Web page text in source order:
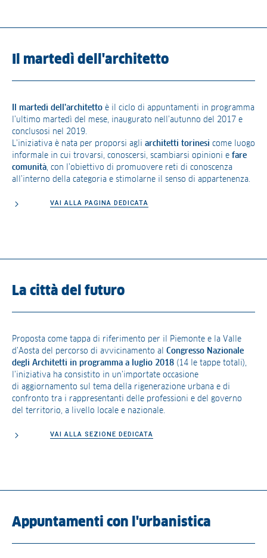
Il martedì dell'architetto
Il martedì dell’architetto è il ciclo di appuntamenti in programma
l’ultimo martedì del mese, inaugurato nell’autunno del 2017 e
conclusosi nel 2019.
L’iniziativa è nata per proporsi agli architetti torinesi come luogo
informale in cui trovarsi, conoscersi, scambiarsi opinioni e fare
comunità, con l’obiettivo di promuovere reti di conoscenza
all’interno della categoria e stimolarne il senso di appartenenza.
VAI ALLA PAGINA DEDICATA
La città del futuro
Proposta come tappa di riferimento per il Piemonte e la Valle
d’Aosta del percorso di avvicinamento al Congresso Nazionale
degli Architetti in programma a luglio 2018 (14 le tappe totali),
l’iniziativa ha consistito in un’importate occasione
di aggiornamento sul tema della rigenerazione urbana e di
confronto tra i rappresentanti delle professioni e del governo
del territorio, a livello locale e nazionale.
VAI ALLA SEZIONE DEDICATA
Appuntamenti con l'urbanistica